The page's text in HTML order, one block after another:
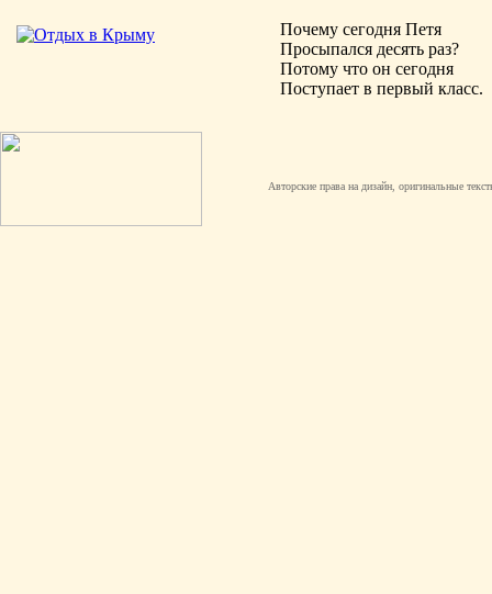
Почему сегодня Петя
Просыпался десять раз?
Потому что он сегодня
Поступает в первый класс.
Авторские права на дизайн, оригинальные